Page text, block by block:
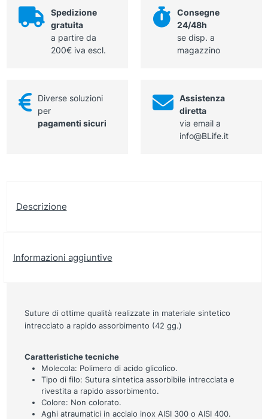
6-
lunghezza
ago
cm,
quantità
Spedizione
gratuita
a partire da
200€ iva escl.
Consegne
24/48h
se disp. a
magazzino
Diverse soluzioni
per
pagamenti sicuri
Assistenza
diretta
via email a
info@BLife.it
Descrizione
Informazioni aggiuntive
Suture di ottime qualità realizzate in materiale sintetico
intrecciato a rapido assorbimento (42 gg.)
Caratteristiche tecniche
Molecola: Polimero di acido glicolico.
Tipo di filo: Sutura sintetica assorbibile intrecciata e
rivestita a rapido assorbimento.
Colore: Non colorato.
Aghi atraumatici in acciaio inox AISI 300 o AISI 400.